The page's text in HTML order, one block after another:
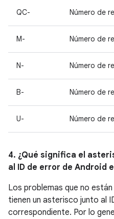
QC- Número de
M- Número de
N- Número de
B- Número de
U- Número de
4. ¿Qué significa el
al ID de error de Android
Los problemas que no
tienen un asterisco junto al
correspondiente. Por lo